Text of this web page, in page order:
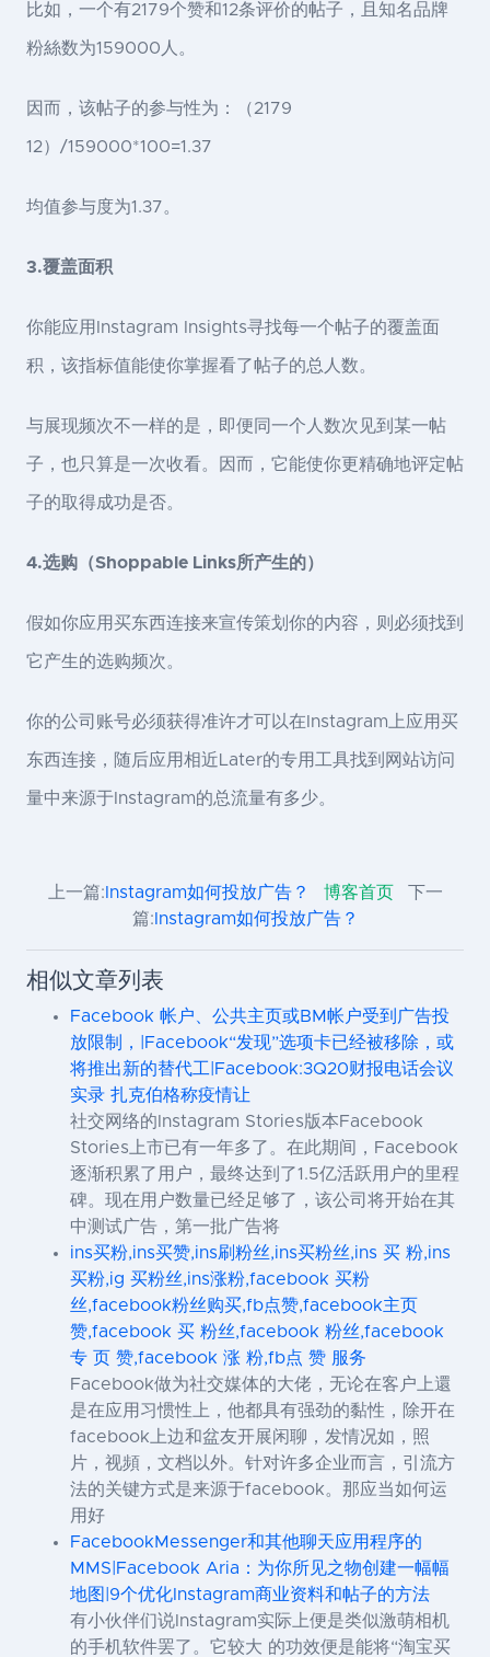
比如，一个有2179个赞和12条评价的帖子，且知名品牌
粉絲数为159000人。
因而，该帖子的参与性为：（2179
12）/159000*100=1.37
均值参与度为1.37。
3.覆盖面积
你能应用Instagram Insights寻找每一个帖子的覆盖面
积，该指标值能使你掌握看了帖子的总人数。
与展现频次不一样的是，即便同一个人数次见到某一帖
子，也只算是一次收看。因而，它能使你更精确地评定帖
子的取得成功是否。
4.选购（Shoppable Links所产生的）
假如你应用买东西连接来宣传策划你的内容，则必须找到
它产生的选购频次。
你的公司账号必须获得准许才可以在Instagram上应用买
东西连接，随后应用相近Later的专用工具找到网站访问
量中来源于Instagram的总流量有多少。
上一篇: Instagram如何投放广告？ 博客首页
下一
篇: Instagram如何投放广告？
相似文章列表
Facebook 帐户、公共主页或BM帐户受到广告投
放限制，|Facebook“发现”选项卡已经被移除，或
将推出新的替代工|Facebook:3Q20财报电话会议
实录 扎克伯格称疫情让
社交网络的Instagram Stories版本Facebook
Stories上市已有一年多了。在此期间，Facebook
逐渐积累了用户，最终达到了1.5亿活跃用户的里程
碑。现在用户数量已经足够了，该公司将开始在其
中测试广告，第一批广告将
ins买粉,ins买赞,ins刷粉丝,ins买粉丝,ins 买 粉,ins
买粉,ig 买粉丝,ins涨粉,facebook 买粉
丝,facebook粉丝购买,fb点赞,facebook主页
赞,facebook 买 粉丝,facebook 粉丝,facebook
专 页 赞,facebook 涨 粉,fb点 赞 服务
Facebook做为社交媒体的大佬，无论在客户上還
是在应用习惯性上，他都具有强劲的黏性，除开在
facebook上边和盆友开展闲聊，发情况如，照
片，视頻，文档以外。针对许多企业而言，引流方
法的关键方式是来源于facebook。那应当如何运
用好
FacebookMessenger和其他聊天应用程序的
MMS|Facebook Aria：为你所见之物创建一幅幅
地图|9个优化Instagram商业资料和帖子的方法
有小伙伴们说Instagram实际上便是类似激萌相机
的手机软件罢了。它较大 的功效便是能将“淘宝买